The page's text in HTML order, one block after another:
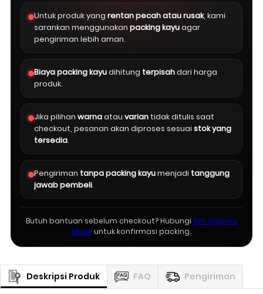
Untuk produk yang rentan pecah atau rusak, kami
sarankan menggunakan packing kayuagar
pengiriman lebih aman.
Biaya packing kayudihitung terpisahdari harga
produk.
Jika pilihan warnaatau varian tidak ditulis saat
checkout, pesanan akan diproses sesuai stok yang
tersedia.
Pengiriman tanpa packing kayumenjadi tanggung
jawab pembeli.
Butuh bantuan sebelum checkout? Hubungi tim Salomo
Musikuntuk konfirmasi packing.
Deskripsi Produk FAQ Pengiriman